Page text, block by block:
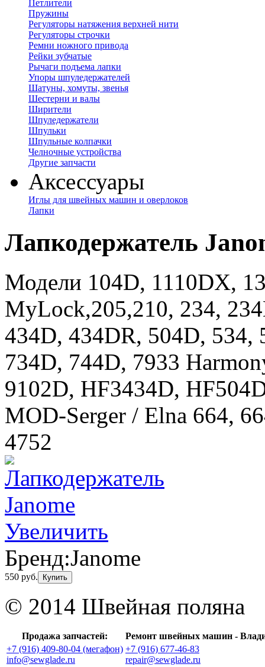
Петлители
Пружины
Регуляторы натяжения верхней нити
Регуляторы строчки
Ремни ножного привода
Рейки зубчатые
Рычаги подъема лапки
Упоры шпуледержателей
Шатуны, хомуты, звенья
Шестерни и валы
Ширители
Шпуледержатели
Шпульки
Шпульные колпачки
Челночные устройства
Другие запчасти
Аксессуары
Иглы для швейных машин и оверлоков
Лапки
Лапкодержатель
Модели 104D, 1110DX,
MyLock,205,210, 234,
434D, 434DR, 504D, 534,
734D, 744D, 7933
9102D, HF3434D,
MOD-Serger / Elna 664,
4752
Увеличить
Бренд:Janome
550 руб. Купить
© 2014 Швейная поляна
Продажа запчастей:
Ремонт швейных машин -
+7 (916) 409-80-04 (мегафон)
info@sewglade.ru
+7 (916) 677-46-83
repair@sewglade.ru